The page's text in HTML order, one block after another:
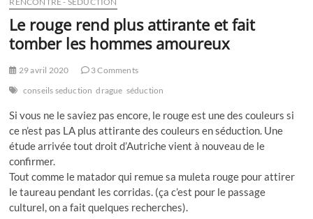
Le rouge rend plus attirante et fait
tomber les hommes amoureux
29 avril 2020
3 Comments
conseils seduction drague séduction
Si vous ne le saviez pas encore, le rouge est une des couleurs si
ce n’est pas LA plus attirante des couleurs en séduction. Une
étude arrivée tout droit d’Autriche vient à nouveau de le
confirmer.
Tout comme le matador qui remue sa muleta rouge pour attirer
le taureau pendant les corridas. (ça c’est pour le passage
culturel, on a fait quelques recherches).